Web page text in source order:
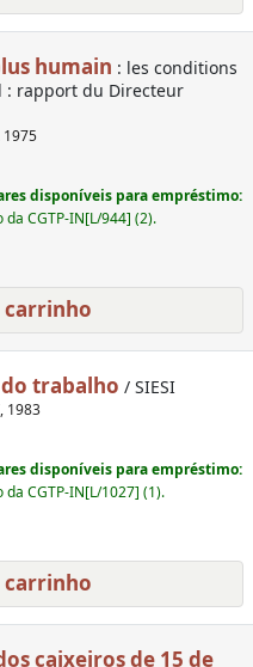
humain : les conditions
rapport du Directeur
1975
disponíveis para empréstimo:
CGTP-IN[L/944] (2).
trabalho / SIESI
1983
disponíveis para empréstimo:
CGTP-IN[L/1027] (1).
caixeiros de 15 de